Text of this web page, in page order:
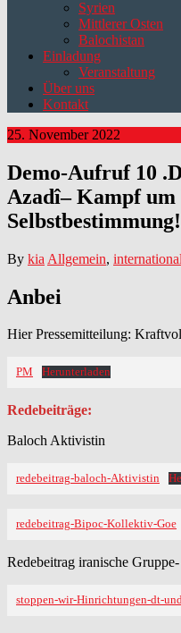
Syrien
Mittlerer Osten
Balochistan
Einladung
Veranstaltung
Über uns
Kontakt
25. November 2022
Demo-Aufruf 10
Azadî– Kampf
Selbstbestimmung!
By kia Allgemein, international
Anbei
Hier Pressemitteilung:
PM Herunterladen
Redebeiträge:
Baloch Aktivistin
redebeitrag-baloch-Aktivistin
redebeitrag-Bipoc-Kollektiv-Goe
Redebeitrag iranische
stoppen-wir-Hinrichtungen-dt-